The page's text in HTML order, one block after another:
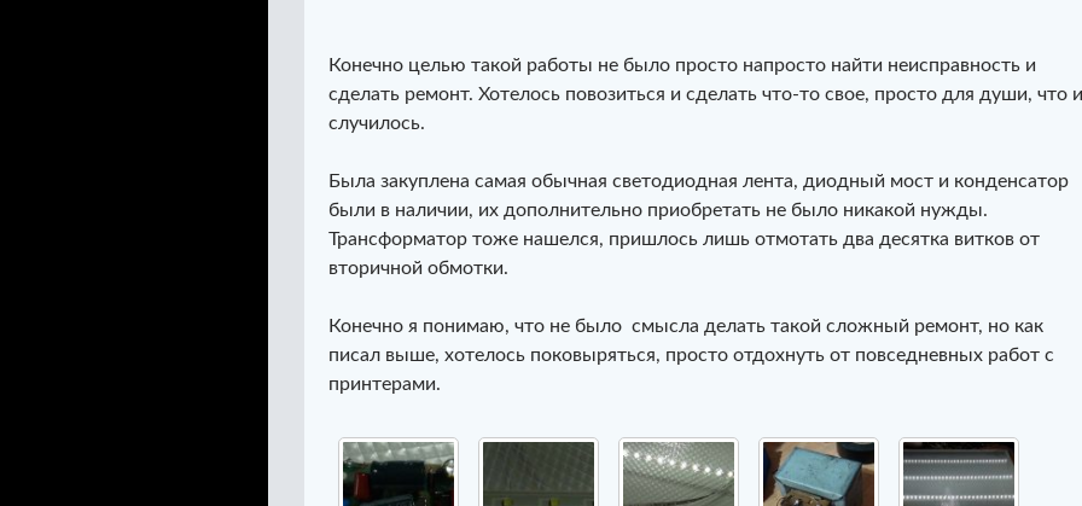
Конечно целью такой работы не было просто напросто найти неисправность и
сделать ремонт. Хотелось повозиться и сделать что-то свое, просто для души, что и
случилось.
Была закуплена самая обычная светодиодная лента, диодный мост и конденсатор
были в наличии, их дополнительно приобретать не было никакой нужды.
Трансформатор тоже нашелся, пришлось лишь отмотать два десятка витков от
вторичной обмотки.
Конечно я понимаю, что не было смысла делать такой сложный ремонт, но как
писал выше, хотелось поковыряться, просто отдохнуть от повседневных работ с
принтерами.